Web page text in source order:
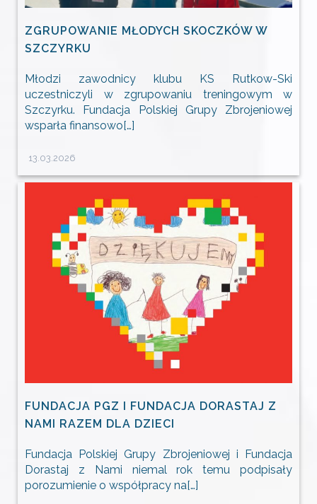
ZGRUPOWANIE MŁODYCH SKOCZKÓW W
SZCZYRKU
Młodzi zawodnicy klubu KS Rutkow-Ski
uczestniczyli w zgrupowaniu treningowym w
Szczyrku. Fundacja Polskiej Grupy Zbrojeniowej
wsparła finansowo[…]
13.03.2026
FUNDACJA PGZ I FUNDACJA DORASTAJ Z
NAMI RAZEM DLA DZIECI
Fundacja Polskiej Grupy Zbrojeniowej i Fundacja
Dorastaj z Nami niemal rok temu podpisały
porozumienie o współpracy na[…]